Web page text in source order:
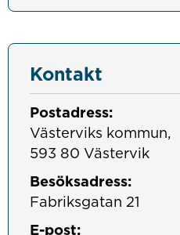
Kontakt
Postadress:
Västerviks kommun,
593 80 Västervik
Besöksadress:
Fabriksgatan 21
E-post: